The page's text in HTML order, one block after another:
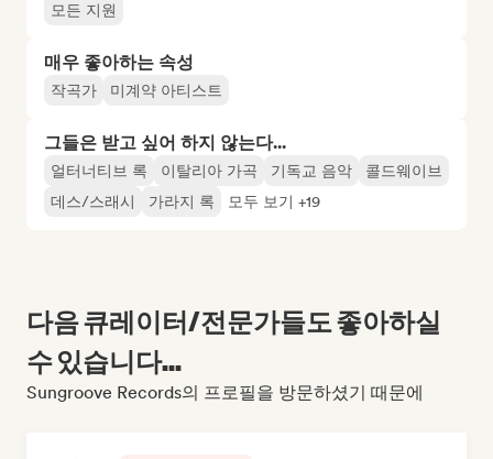
모든 지원
매우 좋아하는 속성
작곡가 미계약 아티스트
그들은 받고 싶어 하지 않는다...
얼터너티브 록 이탈리아 가곡 기독교 음악
콜드웨이브
데스/스래시
가라지 록 모두 보기 +19
다음 큐레이터/전문가들도 좋아하실
수 있습니다...
Sungroove Records의 프로필을 방문하셨기 때문에